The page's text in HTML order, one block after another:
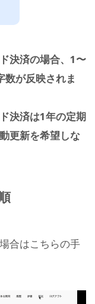
決済の場合、1〜
数が反映されま
決済は1年の定期
更新を希望しな
合はこちらの手